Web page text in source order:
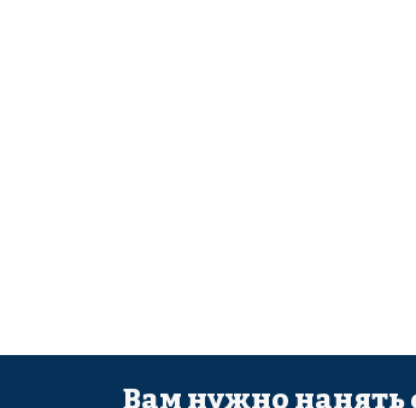
Вам нужно нанять